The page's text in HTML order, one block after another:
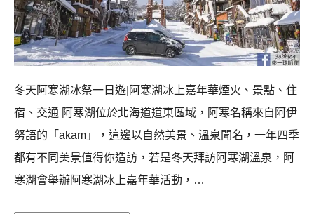
冬天阿寒湖冰祭一日遊|阿寒湖冰上嘉年華煙火、景點、住
宿、交通 阿寒湖位於北海道道東區域，阿寒名稱來自阿伊
努語的「akam」，這邊以自然美景、溫泉聞名，一年四季
都有不同美景值得你造訪，若是冬天拜訪阿寒湖溫泉，阿
寒湖會舉辦阿寒湖冰上嘉年華活動，…